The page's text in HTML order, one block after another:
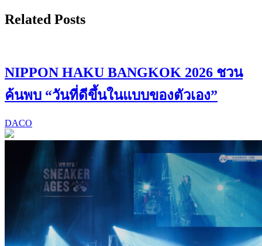
Related Posts
NIPPON HAKU BANGKOK 2026 ชวน
ค้นพบ “วันที่ดีขึ้นในแบบของตัวเอง”
DACO